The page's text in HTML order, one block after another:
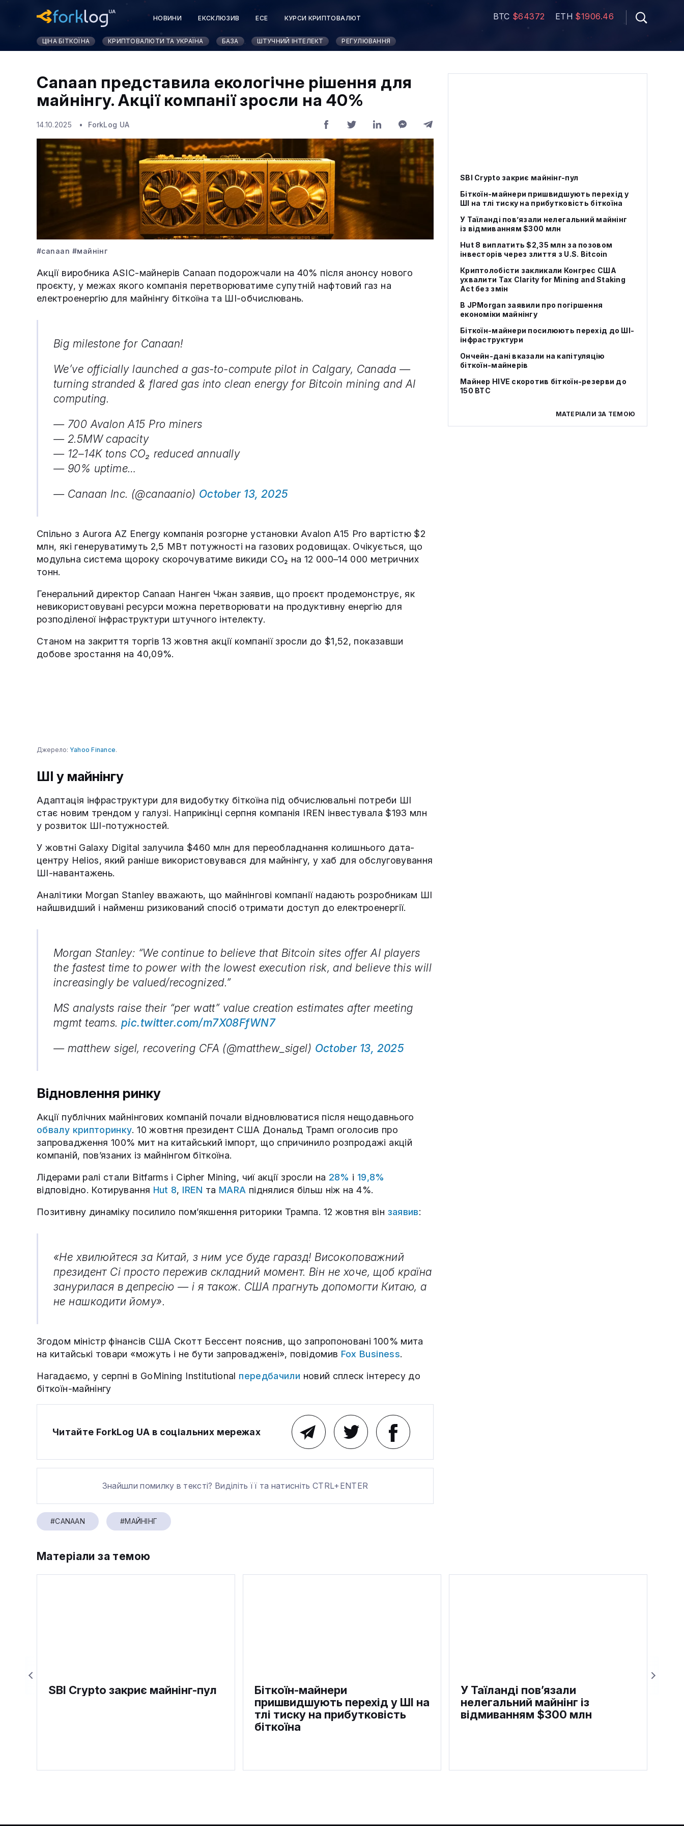
НОВИНИ ЕКСКЛЮЗИВ ЕСЕ КУРСИ КРИПТОВАЛЮТ BTC $64372 ETH $1906.46
ЦІНА БІТКОЇНА КРИПТОВАЛЮТИ ТА УКРАЇНА БАЗА ШТУЧНИЙ ІНТЕЛЕКТ РЕГУЛЮВАННЯ
SBI Crypto закриє майнінг-пул
Біткоїн-майнери пришвидшують перехід у
ШІ на тлі тиску на прибутковість біткоїна
У Таїланді пов’язали нелегальний майнінг
із відмиванням $300 млн
Hut 8 виплатить $2,35 млн за позовом
інвесторів через злиття з U.S. Bitcoin
Криптолобісти закликали Конгрес США
ухвалити Tax Clarity for Mining and Staking
Act без змін
В JPMorgan заявили про погіршення
економіки майнінгу
Біткоїн-майнери посилюють перехід до ШІ-
інфраструктури
Ончейн-дані вказали на капітуляцію
біткоїн-майнерів
Майнер HIVE скоротив біткоїн-резерви до
150 BTC
МАТЕРІАЛИ ЗА ТЕМОЮ
Canaan представила екологічне рішення для
майнінгу. Акції компанії зросли на 40%
14.10.2025 ForkLog UA
#canaan #майнінг
Акції виробника ASIC-майнерів Canaan подорожчали на 40% після анонсу нового
проєкту, у межах якого компанія перетворюватиме супутній нафтовий газ на
електроенергію для майнінгу біткоїна та ШІ-обчислювань.
Big milestone for Canaan!
We’ve officially launched a gas-to-compute pilot in Calgary, Canada —
turning stranded & flared gas into clean energy for Bitcoin mining and AI
computing.
— 700 Avalon A15 Pro miners
— 2.5MW capacity
— 12–14K tons CO₂ reduced annually
— 90% uptime…
— Canaan Inc. (@canaanio) October 13, 2025
Спільно з Aurora AZ Energy компанія розгорне установки Avalon A15 Pro вартістю $2
млн, які генеруватимуть 2,5 МВт потужності на газових родовищах. Очікується, що
модульна система щороку скорочуватиме викиди CO₂ на 12 000–14 000 метричних
тонн.
Генеральний директор Canaan Нанген Чжан заявив, що проєкт продемонструє, як
невикористовувані ресурси можна перетворювати на продуктивну енергію для
розподіленої інфраструктури штучного інтелекту.
Станом на закриття торгів 13 жовтня акції компанії зросли до $1,52, показавши
добове зростання на 40,09%.
Джерело: Yahoo Finance.
ШІ у майнінгу
Адаптація інфраструктури для видобутку біткоїна під обчислювальні потреби ШІ
стає новим трендом у галузі. Наприкінці серпня компанія IREN інвестувала $193 млн
у розвиток ШІ-потужностей.
У жовтні Galaxy Digital залучила $460 млн для переобладнання колишнього дата-
центру Helios, який раніше використовувався для майнінгу, у хаб для обслуговування
ШІ-навантажень.
Аналітики Morgan Stanley вважають, що майнінгові компанії надають розробникам ШІ
найшвидший і найменш ризикований спосіб отримати доступ до електроенергії.
Morgan Stanley: “We continue to believe that Bitcoin sites offer AI players
the fastest time to power with the lowest execution risk, and believe this will
increasingly be valued/recognized.”
MS analysts raise their “per watt” value creation estimates after meeting
mgmt teams.pic.twitter.com/m7X08FfWN7
— matthew sigel, recovering CFA (@matthew_sigel) October 13, 2025
Відновлення ринку
Акції публічних майнінгових компаній почали відновлюватися після нещодавнього
обвалу крипторинку. 10 жовтня президент США Дональд Трамп оголосив про
запровадження 100% мит на китайський імпорт, що спричинило розпродажі акцій
компаній, пов’язаних із майнінгом біткоїна.
Лідерами ралі стали Bitfarms і Cipher Mining, чиї акції зросли на 28% і 19,8%
відповідно. Котирування Hut 8, IREN та MARA піднялися більш ніж на 4%.
Позитивну динаміку посилило пом’якшення риторики Трампа. 12 жовтня він заявив:
«Не хвилюйтеся за Китай, з ним усе буде гаразд! Високоповажний
президент Сі просто пережив складний момент. Він не хоче, щоб країна
занурилася в депресію — і я також. США прагнуть допомогти Китаю, а
не нашкодити йому».
Згодом міністр фінансів США Скотт Бессент пояснив, що запропоновані 100% мита
на китайські товари «можуть і не бути запроваджені», повідомив Fox Business.
Нагадаємо, у серпні в GoMining Institutional передбачили новий сплеск інтересу до
біткоїн-майнінгу
Читайте ForkLog UA в соціальних мережах
Знайшли помилку в тексті? Виділіть її та натисніть CTRL+ENTER
#CANAAN #МАЙНІНГ
Матеріали за темою
SBI Crypto закриє майнінг-пул
Біткоїн-майнери
пришвидшують перехід у ШІ на
тлі тиску на прибутковість
біткоїна
У Таїланді пов’язали
нелегальний майнінг із
відмиванням $300 млн